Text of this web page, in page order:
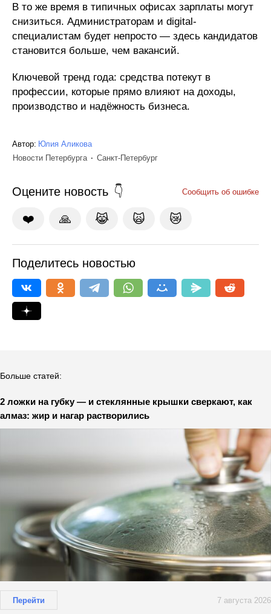
В то же время в типичных офисах зарплаты могут
снизиться. Администраторам и digital-
специалистам будет непросто — здесь кандидатов
становится больше, чем вакансий.
Ключевой тренд года: средства потекут в
профессии, которые прямо влияют на доходы,
производство и надёжность бизнеса.
Автор: Юлия Аликова
Новости Петербурга
Санкт-Петербург
Оцените новость Сообщить об ошибке
❤️ 🙏 😹 🙀 😿
Поделитесь новостью
Больше статей:
2 ложки на губку — и стеклянные крышки сверкают, как
алмаз: жир и нагар растворились
Перейти 7 августа 2026